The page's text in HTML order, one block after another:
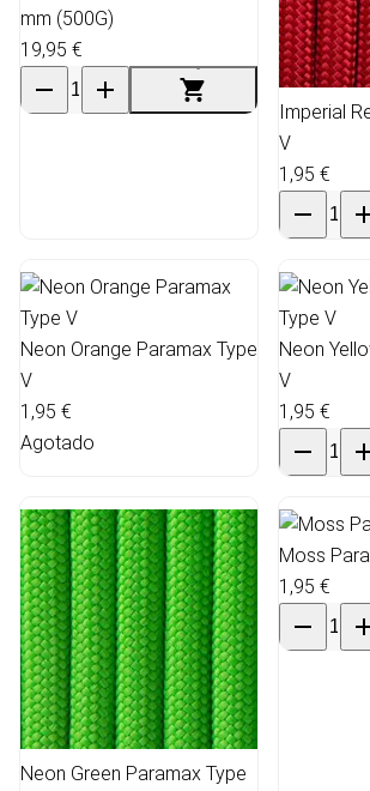
mm (500G)
19,95 €
Imperial
V
1,95 €
Neon Orange Paramax Type
V
1,95 €
Agotado
Neon
V
1,95 €
Neon Green Paramax Type
Moss
1,95 €